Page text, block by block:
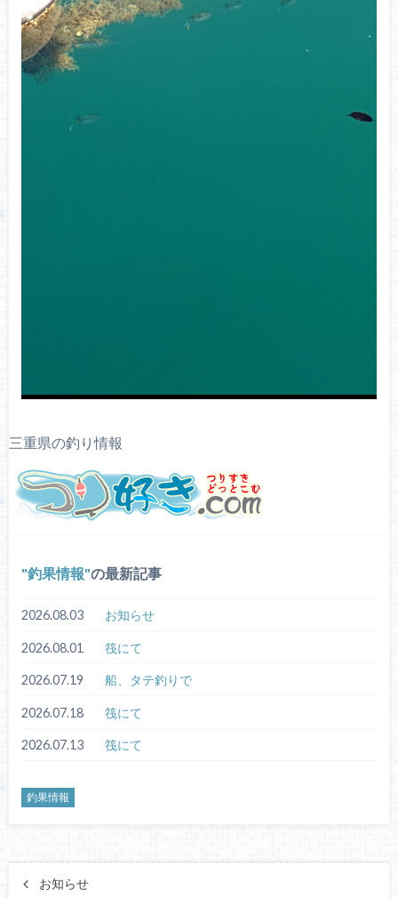
三重県の釣り情報
釣果情報 の最新記事
2026.08.03 お知らせ
2026.08.01 筏にて
2026.07.19 船、タテ釣りで
2026.07.18 筏にて
2026.07.13 筏にて
釣果情報
お知らせ